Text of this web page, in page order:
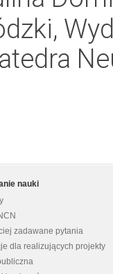
nauki
zadawane pytania
dla realizujących projekty